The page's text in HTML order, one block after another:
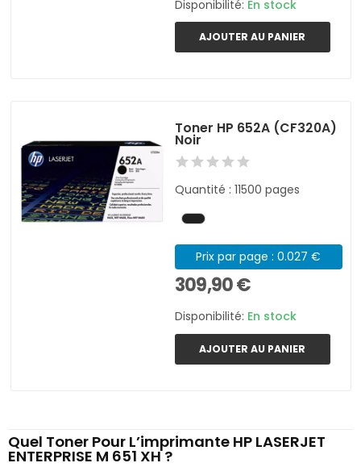
Disponibilité: En stock
AJOUTER AU PANIER
Toner HP 652A (CF320A)
Noir
Quantité : 11500 pages
Prix par page : 0.027 €
309,90 €
Disponibilité: En stock
AJOUTER AU PANIER
Quel Toner Pour L’imprimante HP LASERJET
ENTERPRISE M 651 XH ?